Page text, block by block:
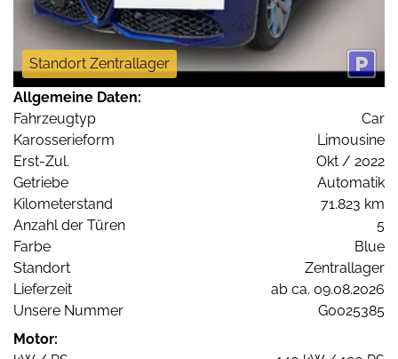
Standort Zentrallager
Allgemeine Daten:
Fahrzeugtyp
Car
Karosserieform
Limousine
Erst-Zul.
Okt / 2022
Getriebe
Automatik
Kilometerstand
71.823 km
Anzahl der Türen
5
Farbe
Blue
Standort
Zentrallager
Lieferzeit
ab ca. 09.08.2026
Unsere Nummer
G0025385
Motor: